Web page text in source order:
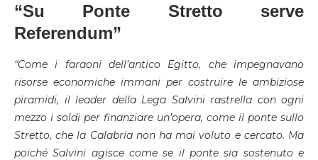
“Su Ponte Stretto serve
Referendum”
“Come i faraoni dell’antico Egitto, che impegnavano
risorse economiche immani per costruire le ambiziose
piramidi, il leader della Lega Salvini rastrella con ogni
mezzo i soldi per finanziare un’opera, come il ponte sullo
Stretto, che la Calabria non ha mai voluto e cercato. Ma
poiché Salvini agisce come se il ponte sia sostenuto e